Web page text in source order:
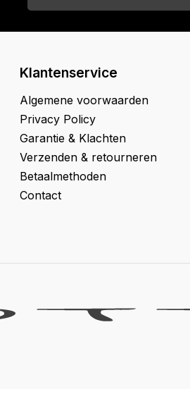
Klantenservice
Algemene voorwaarden
Privacy Policy
Garantie & Klachten
Verzenden & retourneren
Betaalmethoden
Contact